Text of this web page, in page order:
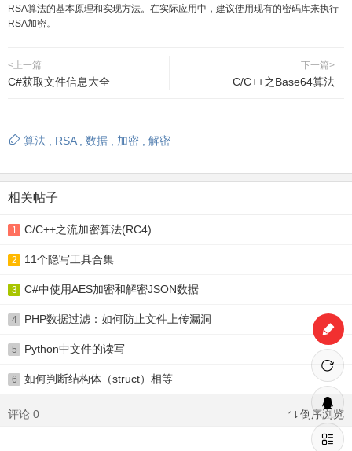
RSA算法的基本原理和实现方法。在实际应用中，建议使用现有的密码库来执行
RSA加密。
<上一篇
C#获取文件信息大全
下一篇>
C/C++之Base64算法
算法 RSA, 数据 加密 解密
相关帖子
1 C/C++之流加密算法(RC4)
2 11个隐写工具合集
3 C#中使用AES加密和解密JSON数据
4 PHP数据过滤：如何防止文件上传漏洞
5 Python中文件的读写
6 如何判断结构体（struct）相等
评论 0 倒序浏览